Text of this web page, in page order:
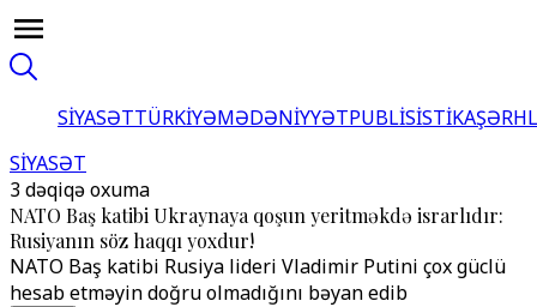
SİYASƏTTÜRKİYƏMƏDƏNİYYƏTPUBLİSİSTİKA
SİYASƏT
3 dəqiqə oxuma
NATO Baş katibi Ukraynaya qoşun yeritməkdə israrlıdır:
Rusiyanın söz haqqı yoxdur!
NATO Baş katibi Rusiya lideri Vladimir Putini çox güclü
hesab etməyin doğru olmadığını bəyan edib